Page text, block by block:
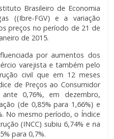
Brasileiro de Economia
((Ibre-FGV) e a variação
preços no período de 21 de
de 2015.
por aumentos dos
varejista e também pelo
civil que em 12 meses
de Preços ao Consumidor
0,76%, em dezembro,
(de 0,85% para 1,66%) e
No mesmo período, o Índice
(INCC) subiu 6,74% e na
para 0,7%.